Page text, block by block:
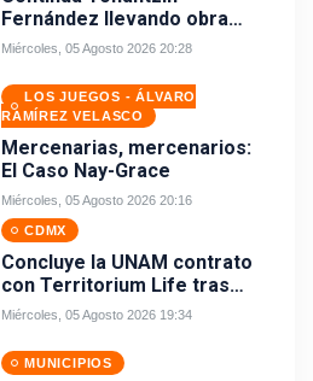
Fernández llevando obra
pública a todos los barrios
Miércoles, 05 Agosto 2026 20:28
LOS JUEGOS - ÁLVARO
RAMÍREZ VELASCO
Mercenarias, mercenarios:
El Caso Nay-Grace
Miércoles, 05 Agosto 2026 20:16
CDMX
Concluye la UNAM contrato
con Territorium Life tras
crisis por examen virtual
Miércoles, 05 Agosto 2026 19:34
MUNICIPIOS